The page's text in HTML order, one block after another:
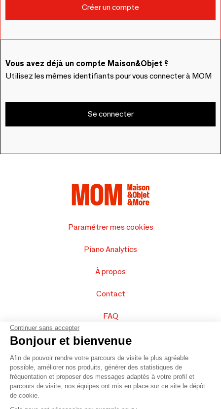
Vous avez déjà un compte Maison&Objet ?
Utilisez les mêmes identifiants pour vous connecter à MOM
Se connecter
Paramétrer mes cookies
Piano Analytics
À propos
Contact
FAQ
Vendez vos produits
Plan du site
© 2016 –Organisation SAFI
Continuer sans accepter
Bonjour et bienvenue
Afin de pouvoir rendre votre parcours de visite le plus agréable
possible, améliorer nos produits, générer des statistiques de
fréquentation et proposer des messages adaptés à votre profil et
parcours de visite, nos équipes ont mis en place sur ce site le dépôt
de cookie.